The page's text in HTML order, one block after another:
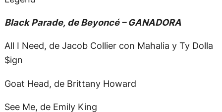
Black Parade, de Beyoncé – GANADORA
All I Need, de Jacob Collier con Mahalia y Ty Dolla
$ign
Goat Head, de Brittany Howard
See Me, de Emily King